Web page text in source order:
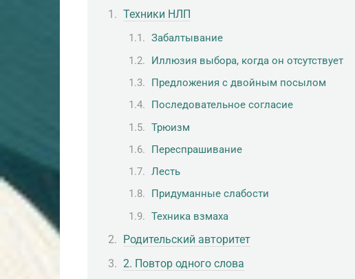
Техники НЛП
Забалтывание
Иллюзия выбора, когда он отсутствует
Предложения с двойным посылом
Последовательное согласие
Трюизм
Переспрашивание
Лесть
Придуманные слабости
Техника взмаха
Родительский авторитет
2. Повтор одного слова